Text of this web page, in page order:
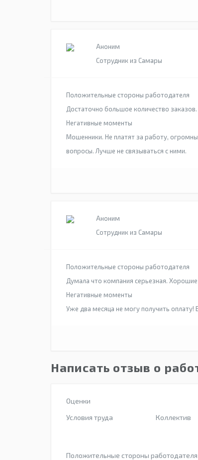
Аноним
Сотрудник из Самары
Положительные стороны работодателя
Достаточно большое количество
Негативные моменты
Мошенники. Не платят за работу,
вопросы. Лучше не связываться с ними.
Аноним
Сотрудник из Самары
Положительные стороны работодателя
Думала что компания серьезная.
Негативные моменты
Уже два месяца не могу получить оплату!
Написать отзыв о
Оценки
Условия труда
Коллектив
Положительные стороны работодателя